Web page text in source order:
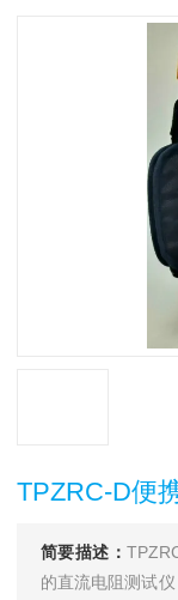
TPZRC-D便
简要描述：
的直流电阻测试